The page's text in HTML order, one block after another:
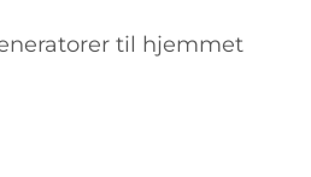
til hjemmet